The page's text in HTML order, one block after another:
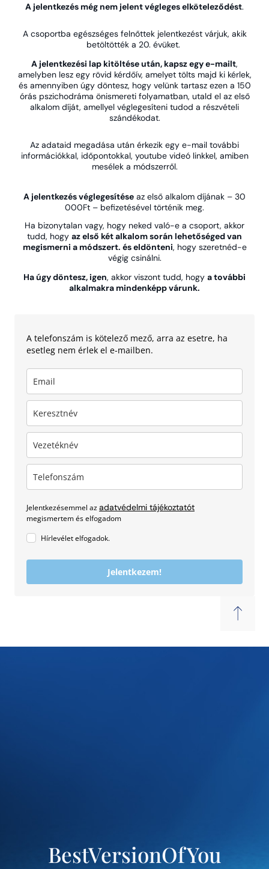
A jelentkezés még nem jelent végleges elköteleződést.
A csoportba egészséges felnőttek jelentkezést várjuk, akik
betöltötték a 20. évüket.
A jelentkezési lap kitöltése után, kapsz egy e-mailt,
amelyben lesz egy rövid kérdőív, amelyet tölts majd ki kérlek,
és amennyiben úgy döntesz, hogy velünk tartasz ezen a 150
órás pszichodráma önismereti folyamatban, utald el az első
alkalom díját, amellyel véglegesíteni tudod a részvételi
szándékodat.
Az adataid megadása után érkezik egy e-mail további
információkkal, időpontokkal, youtube videó linkkel, amiben
mesélek a módszerről.
A jelentkezés véglegesítése az első alkalom díjának – 30
000Ft – befizetésével történik meg.
Ha bizonytalan vagy, hogy neked való-e a csoport, akkor
tudd, hogy az első két alkalom során lehetőséged van
megismerni a módszert. és eldönteni, hogy szeretnéd-e
végig csinálni.
Ha úgy döntesz, igen, akkor viszont tudd, hogy a további
alkalmakra mindenképp várunk.
A telefonszám is kötelező mező, arra az esetre, ha
esetleg nem érlek el e-mailben.
Jelentkezésemmel azadatvédelmi tájékoztatót
megismertem és elfogadom
Hírlevélet elfogadok.
Jelentkezem!
BestVersionOfYou